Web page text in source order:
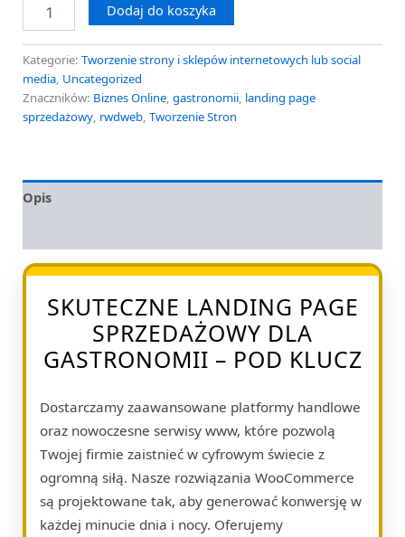
Dodaj do koszyka
Kategorie: Tworzenie strony i sklepów internetowych lub social
media, Uncategorized
Znaczników: Biznes Online, gastronomii, landing page
sprzedażowy, rwdweb, Tworzenie Stron
Opis
SKUTECZNE LANDING PAGE
SPRZEDAŻOWY DLA
GASTRONOMII – POD KLUCZ
Dostarczamy zaawansowane platformy handlowe
oraz nowoczesne serwisy www, które pozwolą
Twojej firmie zaistnieć w cyfrowym świecie z
ogromną siłą. Nasze rozwiązania WooCommerce
są projektowane tak, aby generować konwersję w
każdej minucie dnia i nocy. Oferujemy